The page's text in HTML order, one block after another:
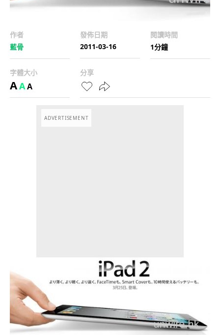
作者
藍骨
發佈日期
2011-03-16
閱讀時間
1分鐘
字體大小
AAA
分享
ADVERTISEMENT